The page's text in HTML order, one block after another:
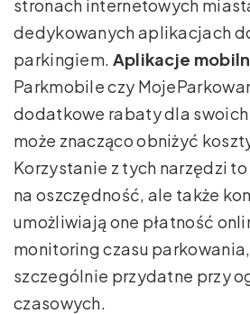
stronach internetowych
dedykowanych aplikacjach
parkingiem. Aplikacje
Parkmobile czy
dodatkowe rabaty dla
może znacząco obniżyć
Korzystanie z tych narzędzi
na oszczędność, ale także
umożliwiają one płatność
monitoring czasu
szczególnie przydatne przy
czasowych.